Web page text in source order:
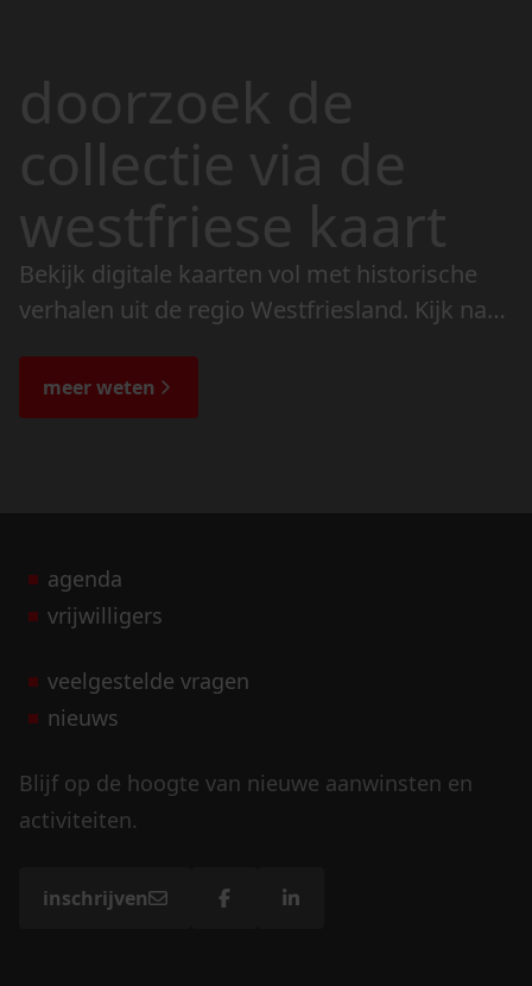
doorzoek de
collectie via de
westfriese kaart
Bekijk digitale kaarten vol met historische
verhalen uit de regio Westfriesland. Kijk naar
de bijzondere verhalen.
meer weten
agenda
vrijwilligers
veelgestelde vragen
nieuws
Blijf op de hoogte van nieuwe aanwinsten en
activiteiten.
inschrijven